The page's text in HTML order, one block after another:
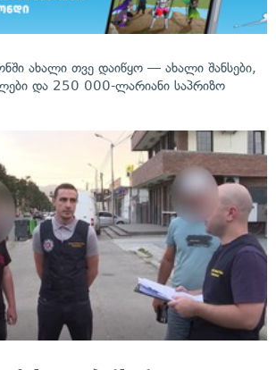
ახალი თვე დაიწყო — ახალი შანსები,
და 250 000-ლარიანი საპრიზო